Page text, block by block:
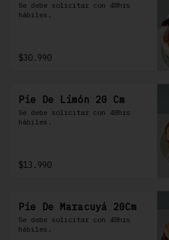
Se debe solicitar con 48hrs
hábiles.
$30.990
Pie De Limón 20 Cm
Se debe solicitar con 48hrs
hábiles.
$13.990
Pie De Maracuyá 20Cm
Se debe solicitar con 48hrs
hábiles.